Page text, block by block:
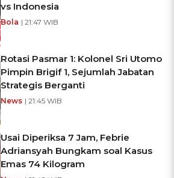
vs Indonesia
Bola | 21:47 WIB
Rotasi Pasmar 1: Kolonel Sri Utomo
Pimpin Brigif 1, Sejumlah Jabatan
Strategis Berganti
News | 21:45 WIB
Usai Diperiksa 7 Jam, Febrie
Adriansyah Bungkam soal Kasus
Emas 74 Kilogram